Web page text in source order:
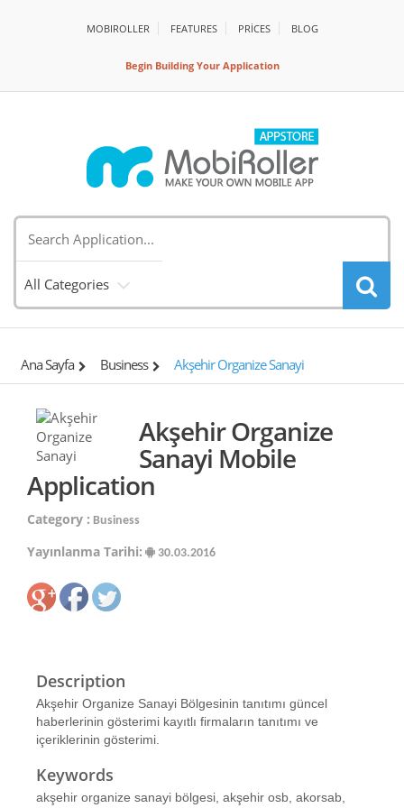
MOBIROLLER FEATURES PRİCES BLOG
Begin Building Your Application
All Categories
Ana Sayfa Business Akşehir Organize Sanayi
Akşehir Organize
Sanayi Mobile
Application
Category : Business
Yayınlanma Tarihi: 30.03.2016
Description
Akşehir Organize Sanayi Bölgesinin tanıtımı güncel
haberlerinin gösterimi kayıtlı firmaların tanıtımı ve
içeriklerinin gösterimi.
Keywords
akşehir organize sanayi bölgesi, akşehir osb, akorsab,